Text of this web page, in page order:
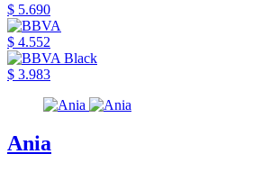
$ 5.690
$ 4.552
$ 3.983
Ania